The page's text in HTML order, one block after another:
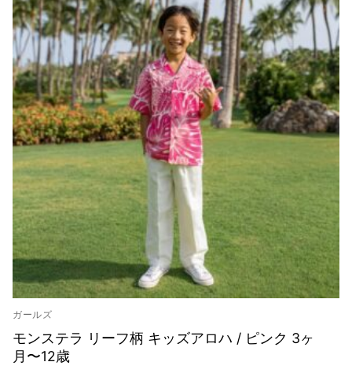
ガールズ
モンステラ リーフ柄 キッズアロハ / ピンク 3ヶ
月〜12歳